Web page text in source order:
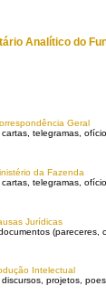
Analítico do
Geral
telegramas,
da Fazenda
telegramas,
Jurídicas
(pareceres,
Intelectual
discursos, projetos,